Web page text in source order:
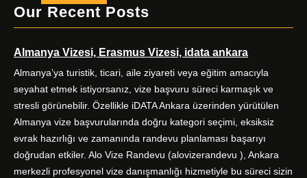
a
b
o
o
k
w
t
e
r
n
a
g
r
a
m
i
e
d
I
n
Our Recent Posts
Almanya Vizesi, Erasmus Vizesi, idata ankara
Almanya’ya turistik, ticari, aile ziyareti veya eğitim amacıyla
seyahat etmek istiyorsanız, vize başvuru süreci karmaşık ve
stresli görünebilir. Özellikle iDATA Ankara üzerinden yürütülen
Almanya vize başvurularında doğru kategori seçimi, eksiksiz
evrak hazırlığı ve zamanında randevu planlaması başarıyı
doğrudan etkiler. Alo Vize Randevu (alovizerandevu ), Ankara
merkezli profesyonel vize danışmanlığı hizmetiyle bu süreci sizin